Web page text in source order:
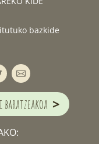
bazkide
baratzeakoa >